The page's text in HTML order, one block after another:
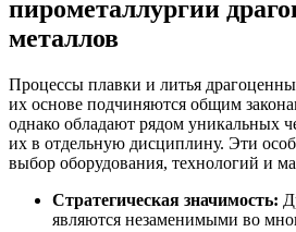
пирометаллургии
металлов
Процессы плавки и литья
их основе подчиняются общим
однако обладают рядом уникальных
их в отдельную дисциплину. Эти
выбор оборудования, технологий и
Стратегическая значимость:
являются незаменимыми во